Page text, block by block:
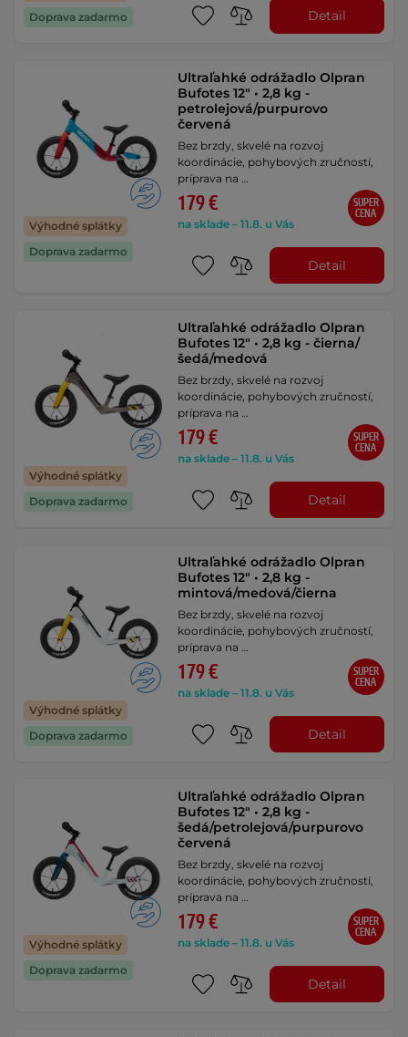
Doprava zadarmo Detail
Výhodné splátky
Doprava zadarmo
Ultraľahké odrážadlo Olpran
Bufotes 12" • 2,8 kg -
petrolejová/purpurovo
červená
Bez brzdy, skvelé na rozvoj
koordinácie, pohybových zručností,
príprava na …
179 €
na sklade – 11.8. u Vás
SUPER
CENA
Detail
Výhodné splátky
Doprava zadarmo
Ultraľahké odrážadlo Olpran
Bufotes 12" • 2,8 kg - čierna/
šedá/medová
Bez brzdy, skvelé na rozvoj
koordinácie, pohybových zručností,
príprava na …
179 €
na sklade – 11.8. u Vás
SUPER
CENA
Detail
Výhodné splátky
Doprava zadarmo
Ultraľahké odrážadlo Olpran
Bufotes 12" • 2,8 kg -
mintová/medová/čierna
Bez brzdy, skvelé na rozvoj
koordinácie, pohybových zručností,
príprava na …
179 €
na sklade – 11.8. u Vás
SUPER
CENA
Detail
Výhodné splátky
Doprava zadarmo
Ultraľahké odrážadlo Olpran
Bufotes 12" • 2,8 kg -
šedá/petrolejová/purpurovo
červená
Bez brzdy, skvelé na rozvoj
koordinácie, pohybových zručností,
príprava na …
179 €
na sklade – 11.8. u Vás
SUPER
CENA
Detail